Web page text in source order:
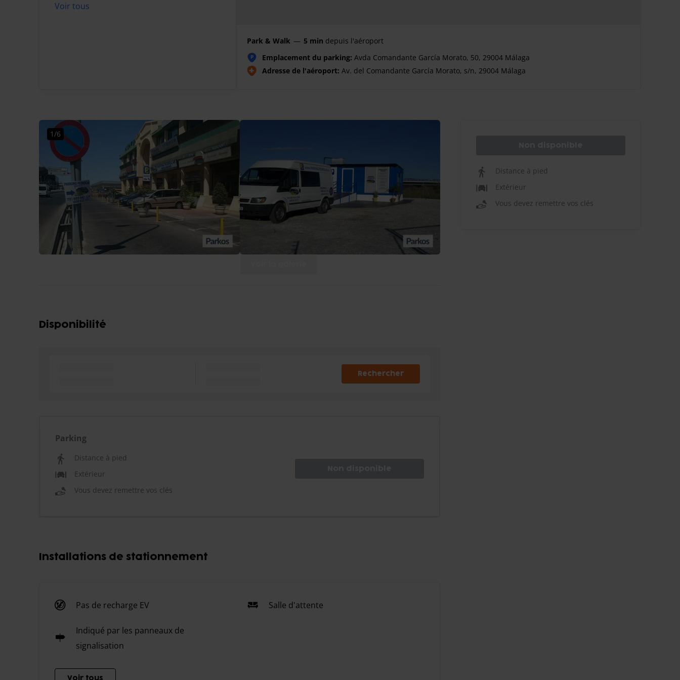
Voir tous
Park & Walk — 5 min depuis l'aéroport
P Emplacement du parking: Avda Comandante García Morato, 50, 29004 Málaga
Adresse de l'aéroport: Av. del Comandante García Morato, s/n, 29004 Málaga
1/6
Disponibilité
Rechercher
Parking
Distance à pied
Extérieur
Vous devez remettre vos clés
Installations de stationnement
Pas de recharge EV Salle d'attente
Indiqué par les panneaux de
signalisation
Voir tous
Distance à pied
Extérieur
Vous devez remettre vos clés